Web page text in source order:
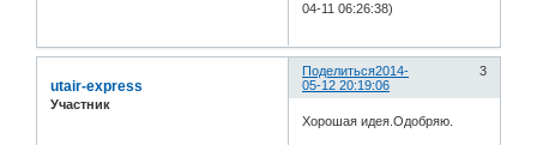
04-11 06:26:38)
Поделиться 3
2014-
05-12 20:19:06
utair-express
Участник
Хорошая идея.Одобряю.